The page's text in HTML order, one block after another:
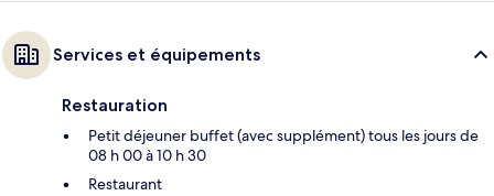
Services et équipements
Restauration
Petit déjeuner buffet (avec supplément) tous les jours de
08 h 00 à 10 h 30
Restaurant